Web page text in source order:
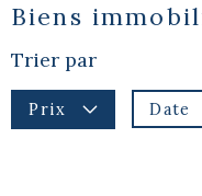
Biens
Trier par
Prix Date